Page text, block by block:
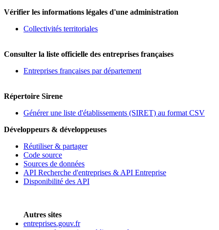
Vérifier les informations légales d'une administration
Collectivités territoriales
Consulter la liste officielle des entreprises françaises
Entreprises françaises par département
Répertoire Sirene
Générer une liste d'établissements (SIRET) au format CSV
Développeurs & développeuses
Réutiliser & partager
Code source
Sources de données
API Recherche d'entreprises & API Entreprise
Disponibilité des API
Autres sites
entreprises.gouv.fr